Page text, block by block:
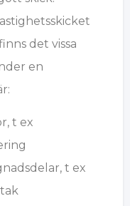
det vissa
en
t ex
t ex